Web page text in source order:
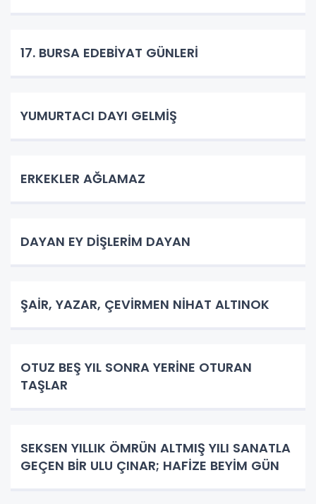
17. BURSA EDEBİYAT GÜNLERİ
YUMURTACI DAYI GELMİŞ
ERKEKLER AĞLAMAZ
DAYAN EY DİŞLERİM DAYAN
ŞAİR, YAZAR, ÇEVİRMEN NİHAT ALTINOK
OTUZ BEŞ YIL SONRA YERİNE OTURAN
TAŞLAR
SEKSEN YILLIK ÖMRÜN ALTMIŞ YILI SANATLA
GEÇEN BİR ULU ÇINAR; HAFİZE BEYİM GÜN